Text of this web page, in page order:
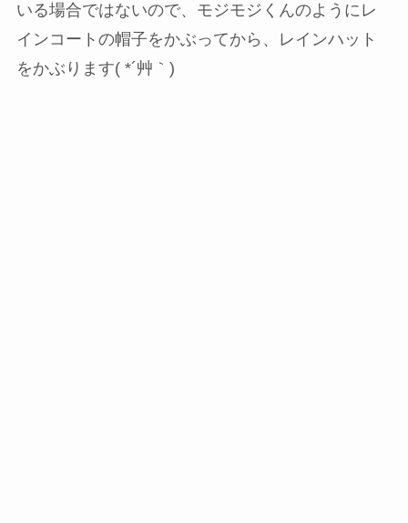
いる場合ではないので、モジモジくんのようにレ
インコートの帽子をかぶってから、レインハット
をかぶります( *´艸｀)